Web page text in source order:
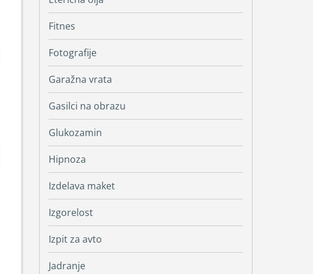
Fitnes
Fotografije
Garažna vrata
Gasilci na obrazu
Glukozamin
Hipnoza
Izdelava maket
Izgorelost
Izpit za avto
Jadranje